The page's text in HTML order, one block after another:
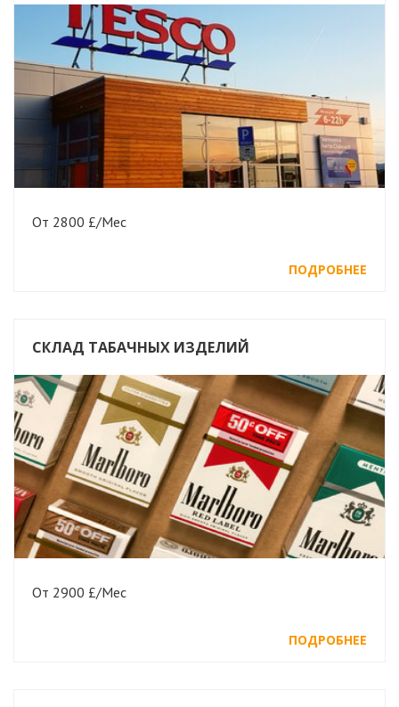
От 2800 £/Мес
ПОДРОБНЕЕ
СКЛАД ТАБАЧНЫХ ИЗДЕЛИЙ
От 2900 £/Мес
ПОДРОБНЕЕ